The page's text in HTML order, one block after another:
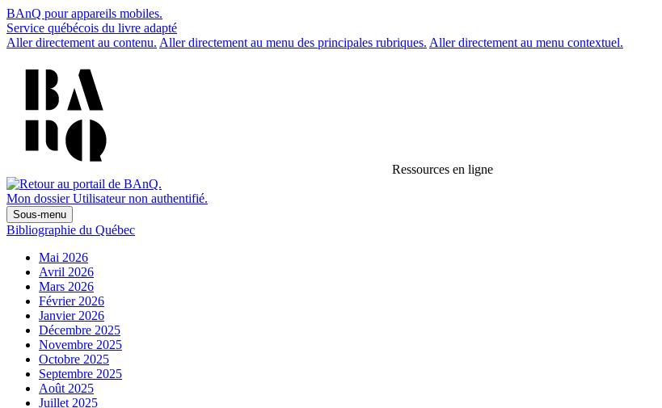
BAnQ pour appareils mobiles.
Service québécois du livre adapté
Aller directement au contenu. Aller directement au menu des principales rubriques. Aller directement au menu contextuel.
Ressources en ligne
Mon dossier Utilisateur non authentifié.
Sous-menu
Bibliographie du Québec
Mai 2026
Avril 2026
Mars 2026
Février 2026
Janvier 2026
Décembre 2025
Novembre 2025
Octobre 2025
Septembre 2025
Août 2025
Juillet 2025